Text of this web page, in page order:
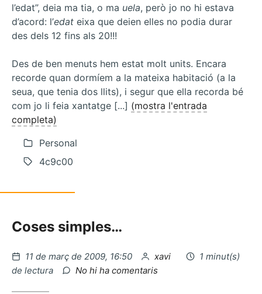
l’edat”, deia ma tia, o ma uela, però jo no hi estava
d’acord: l’edat eixa que deien elles no podia durar
des dels 12 fins als 20!!!
Des de ben menuts hem estat molt units. Encara
recorde quan dormíem a la mateixa habitació (a la
seua, que tenia dos llits), i segur que ella recorda bé
com jo li feia xantatge [...] (mostra l'entrada
completa)
Personal
4c9c00
Coses simples…
Publicat
el
11 de març de 2009, 16:50 per
xavi
1 minut(s)
de lectura
No hi ha comentaris